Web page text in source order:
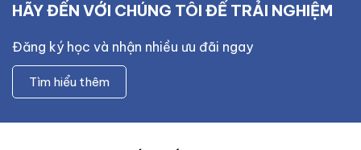
HÃY ĐẾN VỚI CHÚNG TÔI ĐỂ TRẢI NGHIỆM
Đăng ký học và nhận nhiều ưu đãi ngay
Tìm hiểu thêm